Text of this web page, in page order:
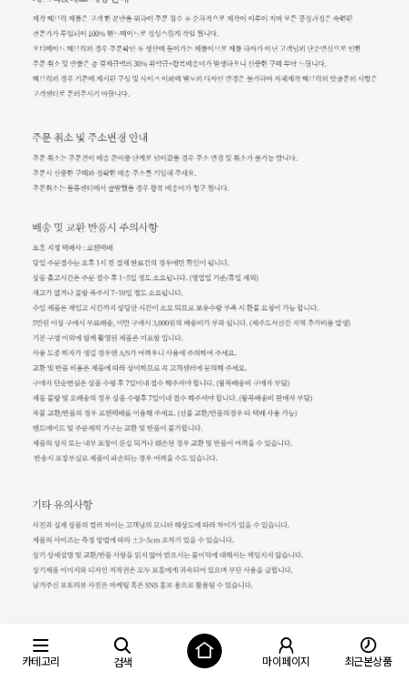
카테고리 검색 마이페이지 최근본상품